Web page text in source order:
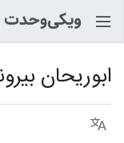
ابوریحان
زبان